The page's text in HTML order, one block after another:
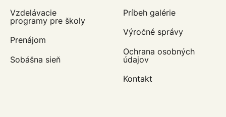
Vzdelávacie
programy pre školy
Prenájom
Sobášna sieň
Príbeh galérie
Výročné správy
Ochrana osobných
údajov
Kontakt